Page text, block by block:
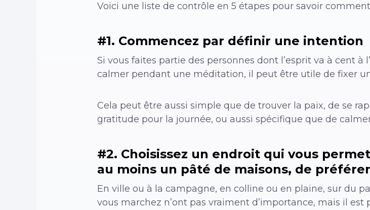
Voici une liste de contrôle en 5 étapes pour savoir
#1. Commencez par définir une intention
Si vous faites partie des personnes dont l’esprit va à cent à
calmer pendant une méditation, il peut être utile de fixer
Cela peut être aussi simple que de trouver la paix, de se
gratitude pour la journée, ou aussi spécifique que de
#2. Choisissez un endroit qui vous
au moins un pâté de maisons, de
En ville ou à la campagne, en colline ou en plaine, sur du
vous marchez n’ont pas vraiment d’importance, mais il